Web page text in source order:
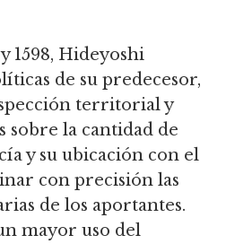
1598, Hideyoshi
de su predecesor,
territorial y
sobre la cantidad de
y su ubicación con el
con precisión las
de los aportantes.
mayor uso del